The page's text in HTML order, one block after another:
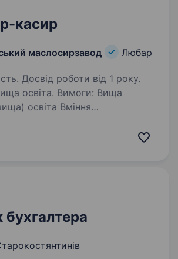
касир
маслосирзавод Любар
Досвід роботи від 1 року.
Вимоги: Вища
освіта Вміння
бухгалтера